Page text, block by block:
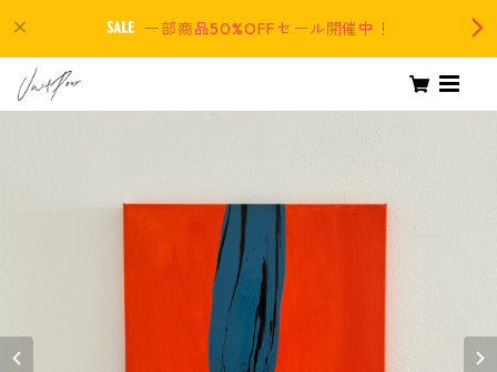
一部商品50%OFFセール開催中！